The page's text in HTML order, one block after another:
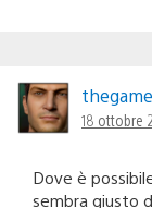
18 ottobre
Dove è
sembra giusto